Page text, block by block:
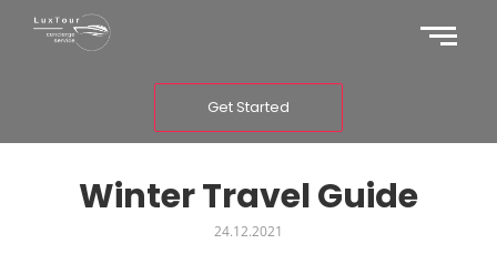
Get Started
Winter Travel Guide
24.12.2021